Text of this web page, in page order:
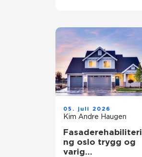
05. juli 2026
Kim Andre Haugen
Fasaderehabiliteri
ng oslo trygg og
varig